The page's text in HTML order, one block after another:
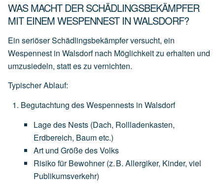
WAS MACHT DER SCHÄDLINGSBEKÄMPFER
MIT EINEM WESPENNEST IN WALSDORF?
Ein seriöser Schädlingsbekämpfer versucht, ein
Wespennest in Walsdorf nach Möglichkeit zu erhalten und
umzusiedeln, statt es zu vernichten.
Typischer Ablauf:
Begutachtung des Wespennests in Walsdorf
Lagedes Nests (Dach, Rollladenkasten,
Erdbereich, Baumetc.)
Art und GrößedesVolks
Risikofür Bewohner (z.B. Allergiker, Kinder, viel
Publikumsverkehr)